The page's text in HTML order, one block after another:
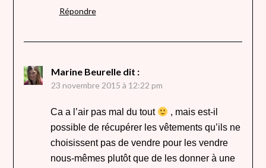
Répondre
Marine Beurelle dit :
23 novembre 2015 à 12:22 pm
Ca a l’air pas mal du tout
, mais est-il
possible de récupérer les vêtements qu’ils ne
choisissent pas de vendre pour les vendre
nous-mêmes plutôt que de les donner à une